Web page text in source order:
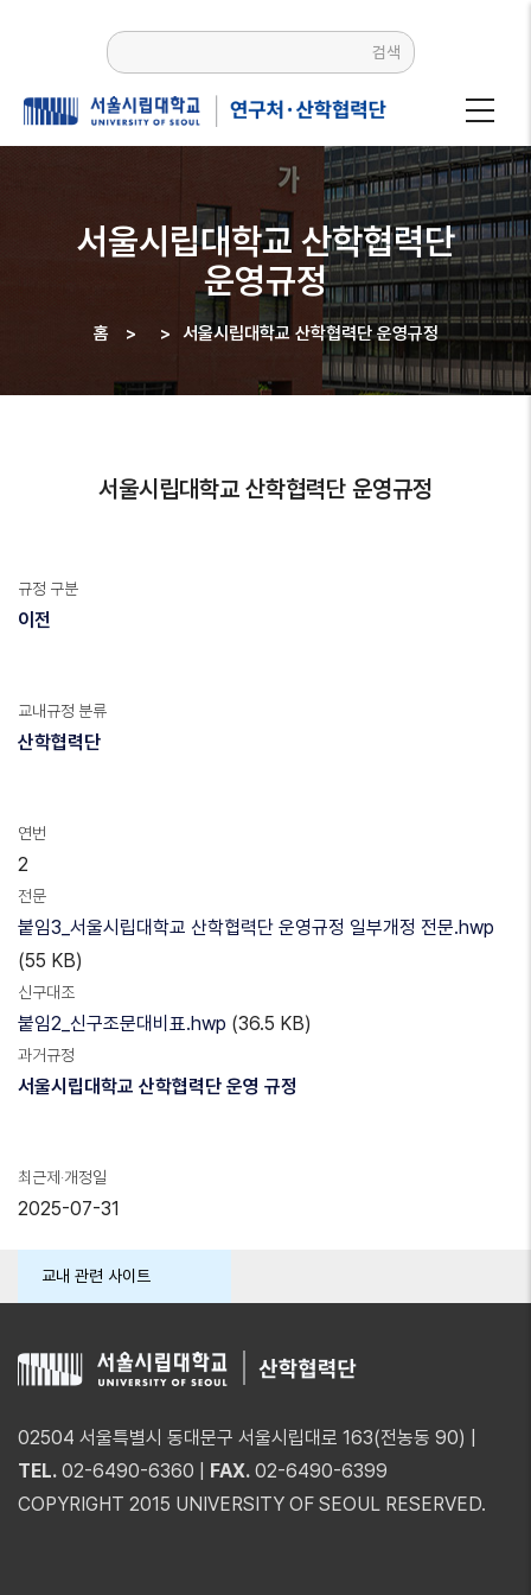
검색
서울시립대학교 산학협력단
운영규정
경로
홈 > > 서울시립대학교 산학협력단 운영규정
서울시립대학교 산학협력단 운영규정
규정 구분
이전
교내규정 분류
산학협력단
연번
2
전문
붙임3_서울시립대학교 산학협력단 운영규정 일부개정 전문.hwp
(55 KB)
신구대조
붙임2_신구조문대비표.hwp (36.5 KB)
과거규정
서울시립대학교 산학협력단 운영 규정
최근제·개정일
2025-07-31
교내 관련 사이트
02504 서울특별시 동대문구 서울시립대로 163(전농동 90) |
TEL. 02-6490-6360 | FAX. 02-6490-6399
COPYRIGHT 2015 UNIVERSITY OF SEOUL RESERVED.